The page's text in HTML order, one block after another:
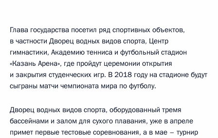
Глава государства посетил ряд спортивных объектов,
в частности Дворец водных видов спорта, Центр
гимнастики, Академию тенниса и футбольный стадион
«Казань Арена», где пройдут церемонии открытия
и закрытия студенческих игр. В 2018 году на стадионе будут
сыграны матчи чемпионата мира по футболу.
Дворец водных видов спорта, оборудованный тремя
бассейнами и залом для сухого плавания, уже в апреле
примет первые тестовые соревнования, а в мае – турнир